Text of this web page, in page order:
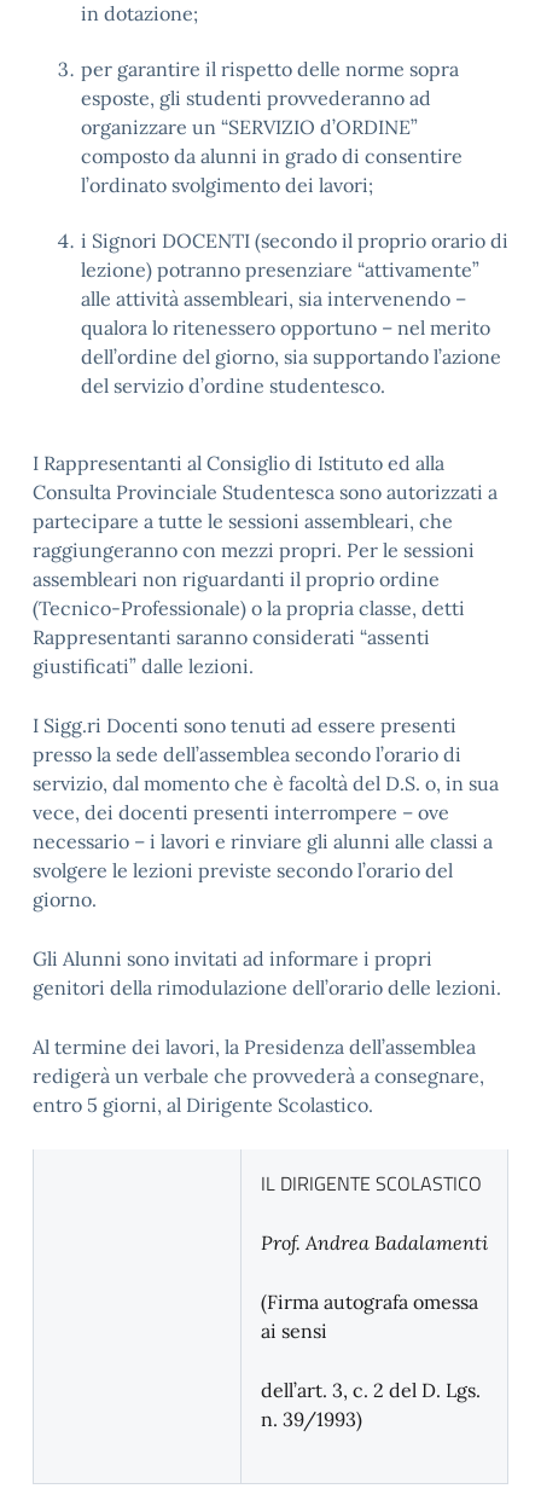
in dotazione;
per garantire il rispetto delle norme sopra
esposte, gli studenti provvederanno ad
organizzare un “SERVIZIO d’ORDINE”
composto da alunni in grado di consentire
l’ordinato svolgimento dei lavori;
i Signori DOCENTI (secondo il proprio orario di
lezione) potranno presenziare “attivamente”
alle attività assembleari, sia intervenendo –
qualora lo ritenessero opportuno – nel merito
dell’ordine del giorno, sia supportando l’azione
del servizio d’ordine studentesco.
I Rappresentanti al Consiglio di Istituto ed alla
Consulta Provinciale Studentesca sono autorizzati a
partecipare a tutte le sessioni assembleari, che
raggiungeranno con mezzi propri. Per le sessioni
assembleari non riguardanti il proprio ordine
(Tecnico-Professionale) o la propria classe, detti
Rappresentanti saranno considerati “assenti
giustificati” dalle lezioni.
I Sigg.ri Docenti sono tenuti ad essere presenti
presso la sede dell’assemblea secondo l’orario di
servizio, dal momento che è facoltà del D.S. o, in sua
vece, dei docenti presenti interrompere – ove
necessario – i lavori e rinviare gli alunni alle classi a
svolgere le lezioni previste secondo l’orario del
giorno.
Gli Alunni sono invitati ad informare i propri
genitori della rimodulazione dell’orario delle lezioni.
Al termine dei lavori, la Presidenza dell’assemblea
redigerà un verbale che provvederà a consegnare,
entro 5 giorni, al Dirigente Scolastico.
IL DIRIGENTE SCOLASTICO
Prof. Andrea Badalamenti
(Firma autografa omessa
ai sensi
dell’art. 3, c. 2 del D. Lgs.
n. 39/1993)